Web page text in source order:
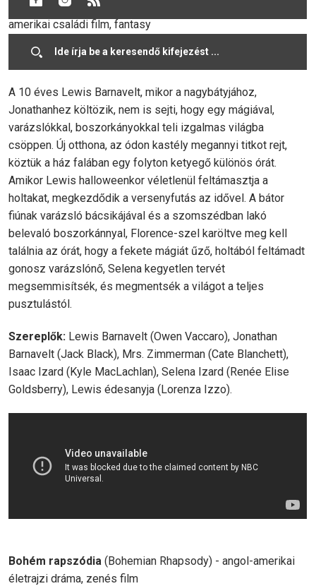
A végzet órája (The House with a Clock in its Walls) -
amerikai családi film, fantasy
15:10 (2D); 2018. november 4. (vasárnap) 15:10 (2D).
A 10 éves Lewis Barnavelt, mikor a nagybátyjához,
Jonathanhez költözik, nem is sejti, hogy egy mágiával,
varázslókkal, boszorkányokkal teli izgalmas világba
csöppen. Új otthona, az ódon kastély megannyi titkot rejt,
köztük a ház falában egy folyton ketyegő különös órát.
Amikor Lewis halloweenkor véletlenül feltámasztja a
holtakat, megkezdődik a versenyfutás az idővel. A bátor
fiúnak varázsló bácsikájával és a szomszédban lakó
belevaló boszorkánnyal, Florence-szel karöltve meg kell
találnia az órát, hogy a fekete mágiát űző, holtából feltámadt
gonosz varázslónő, Selena kegyetlen tervét
megsemmisítsék, és megmentsék a világot a teljes
pusztulástól.
Szereplők: Lewis Barnavelt (Owen Vaccaro), Jonathan
Barnavelt (Jack Black), Mrs. Zimmerman (Cate Blanchett),
Isaac Izard (Kyle MacLachlan), Selena Izard (Renée Elise
Goldsberry), Lewis édesanyja (Lorenza Izzo).
Bohém rapszódia (Bohemian Rhapsody) - angol-amerikai
életrajzi dráma, zenés film